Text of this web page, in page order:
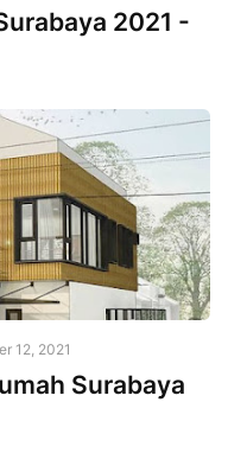
2021 -
12, 2021
Surabaya